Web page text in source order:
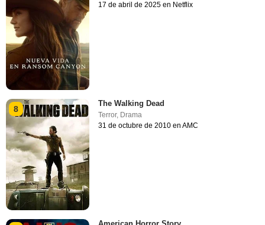
17 de abril de 2025 en Netflix
8
The Walking Dead
Terror, Drama
31 de octubre de 2010 en AMC